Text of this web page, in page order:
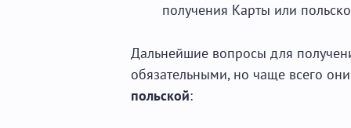
получения Карты или
Дальнейшие вопросы для
обязательными, но чаще всего
польской: